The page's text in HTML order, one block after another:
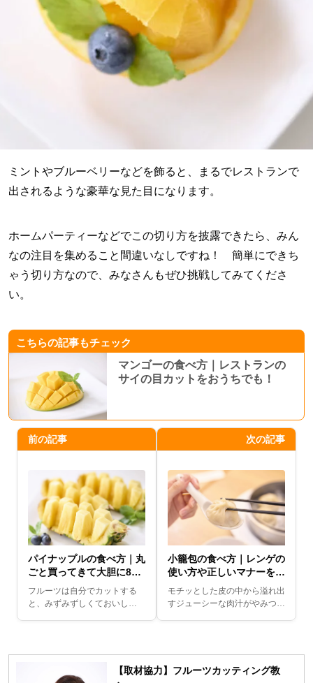
ミントやブルーベリーなどを飾ると、まるでレストランで
出されるような豪華な見た目になります。
ホームパーティーなどでこの切り方を披露できたら、みん
なの注目を集めること間違いなしですね！ 簡単にできち
ゃう切り方なので、みなさんもぜひ挑戦してみてくださ
い。
こちらの記事もチェック
マンゴーの食べ方｜レストランの
サイの目カットをおうちでも！
前の記事
パイナップルの食べ方｜丸
ごと買ってきて大胆に8等
フルーツは自分でカットする
と、みずみずしくておいし
方がわからなくて、スーパー...
次の記事
小籠包の食べ方｜レンゲの
使い方や正しいマナーをご
紹介！
モチッとした皮の中から溢れ出
すジューシーな肉汁がやみつき
べられない！」という...
【取材協力】フルーツカッティング教